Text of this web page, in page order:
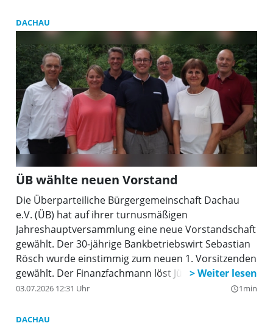
Tanzleitung von Christa Locher und Arno Canins. Die
Ampertaler bedanken sich bei allen Mitwirkenden
und Besucherinnen und Besuchern und freuen sich
bereits auf den nächsten Volkstanzabend.
DACHAU
ÜB wählte neuen Vorstand
Die Überparteiliche Bürgergemeinschaft Dachau
e.V. (ÜB) hat auf ihrer turnusmäßigen
Jahreshauptversammlung eine neue Vorstandschaft
gewählt. Der 30-jährige Bankbetriebswirt Sebastian
Rösch wurde einstimmig zum neuen 1. Vorsitzenden
gewählt. Der Finanzfachmann löst Jürgen Schleich
ab, der das Amt sieben Jahre lang ausfüllte und seit
Dachauer Stadtrat vertritt.
03.07.2026 12:31 Uhr query_builder1min
DACHAU